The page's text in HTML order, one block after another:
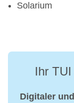
Solarium
Ihr
Digitaler